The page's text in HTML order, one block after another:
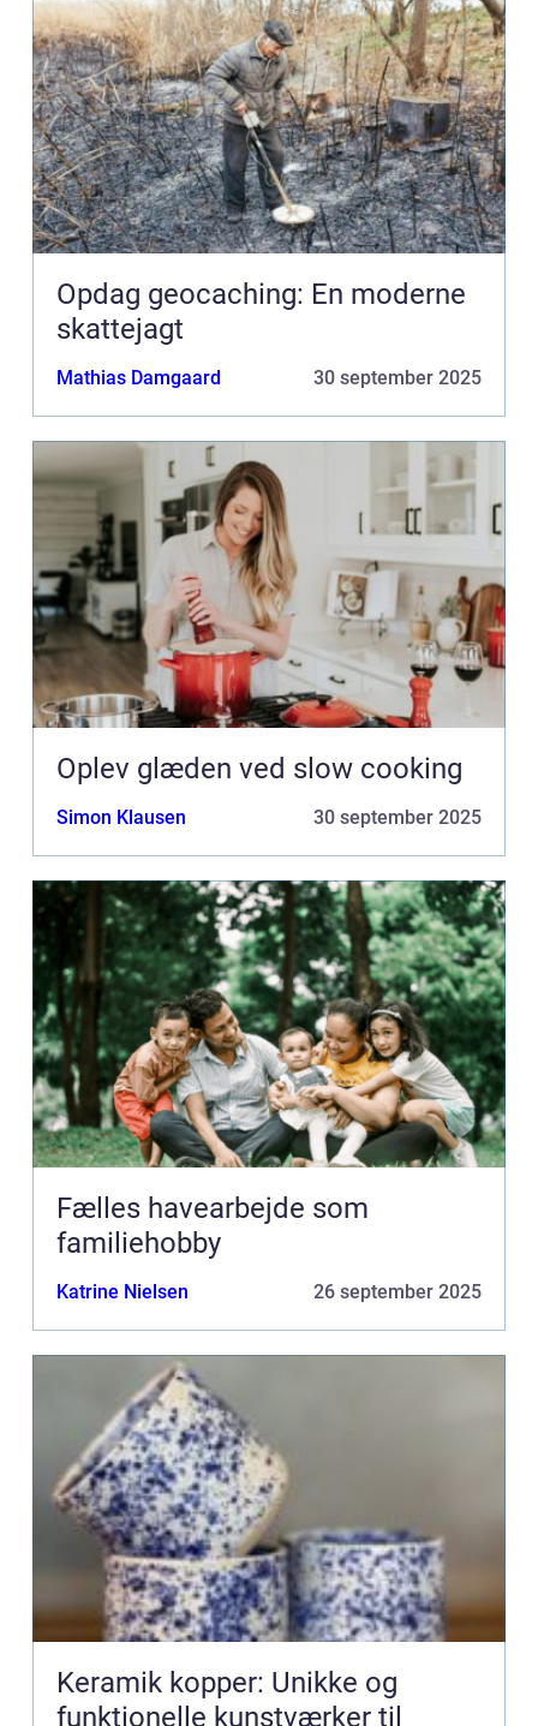
Opdag geocaching: En moderne
skattejagt
Mathias Damgaard 30 september 2025
Oplev glæden ved slow cooking
Simon Klausen 30 september 2025
Fælles havearbejde som
familiehobby
Katrine Nielsen 26 september 2025
Keramik kopper: Unikke og
funktionelle kunstværker til